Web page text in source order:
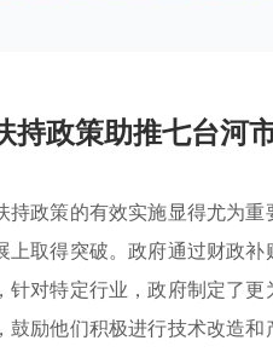
持政策助推七台河
持政策的有效实施显得尤为
取得突破。政府通过财政
对特定行业，政府制定了
励他们积极进行技术改造